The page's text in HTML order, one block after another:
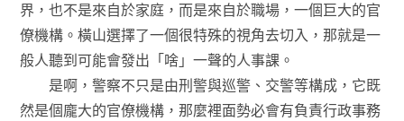
界，也不是來自於家庭，而是來自於職場，一個巨大的官
僚機構。橫山選擇了一個很特殊的視角去切入，那就是一
般人聽到可能會發出「啥」一聲的人事課。
是啊，警察不只是由刑警與巡警、交警等構成，它既
然是個龐大的官僚機構，那麼裡面勢必會有負責行政事務